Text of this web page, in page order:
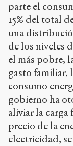
parte el
15% del total
una
de los niveles
el más pobre,
gasto familiar,
consumo
gobierno ha
aliviar la carga
precio de la
electricidad,